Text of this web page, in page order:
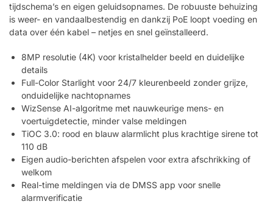
tijdschema’s en eigen geluidsopnames. De robuuste behuizing
is weer- en vandaalbestendig en dankzij PoE loopt voeding en
data over één kabel – netjes en snel geïnstalleerd.
8MP resolutie (4K) voor kristalhelder beeld en duidelijke
details
Full-Color Starlight voor 24/7 kleurenbeeld zonder grijze,
onduidelijke nachtopnames
WizSense AI-algoritme met nauwkeurige mens- en
voertuigdetectie, minder valse meldingen
TiOC 3.0: rood en blauw alarmlicht plus krachtige sirene tot
110 dB
Eigen audio-berichten afspelen voor extra afschrikking of
welkom
Real-time meldingen via de DMSS app voor snelle
alarmverificatie